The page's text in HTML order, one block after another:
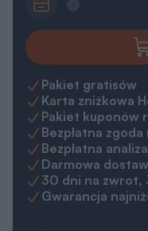
Pakiet gratisów
Karta zniżkowa
Pakiet kuponów
Bezpłatna
Bezpłatna
Darmowa
30 dni na zwrot,
Gwarancja